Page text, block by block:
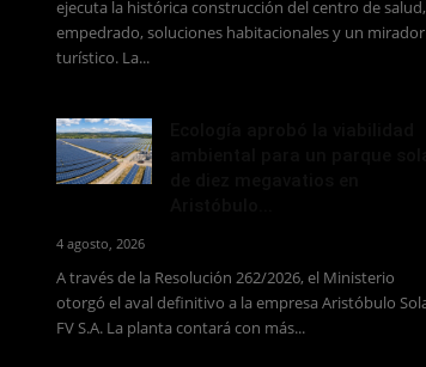
ejecuta la histórica construcción del centro de salud,
empedrado, soluciones habitacionales y un mirador
turístico. La...
4 agosto, 2026
A través de la Resolución 262/2026, el Ministerio
otorgó el aval definitivo a la empresa Aristóbulo
FV S.A. La planta contará con más...